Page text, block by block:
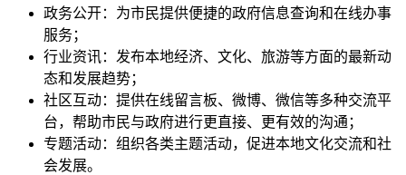
政务公开：为市民提供便捷的政府信息查询和在线办事
服务；
行业资讯：发布本地经济、文化、旅游等方面的最新动
态和发展趋势；
社区互动：提供在线留言板、微博、微信等多种交流平
台，帮助市民与政府进行更直接、更有效的沟通；
专题活动：组织各类主题活动，促进本地文化交流和社
会发展。